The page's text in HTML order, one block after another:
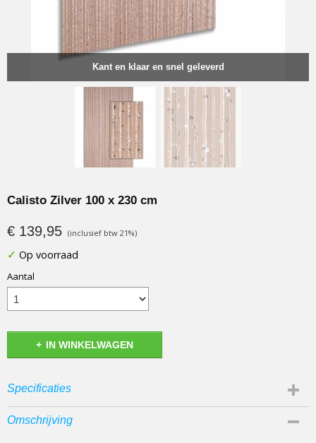
Kant en klaar en snel geleverd
Calisto Zilver 100 x 230 cm
€ 139,95 (inclusief btw 21%)
✓ Op voorraad
Aantal
IN WINKELWAGEN
Specificaties
EAN code
Omschrijving